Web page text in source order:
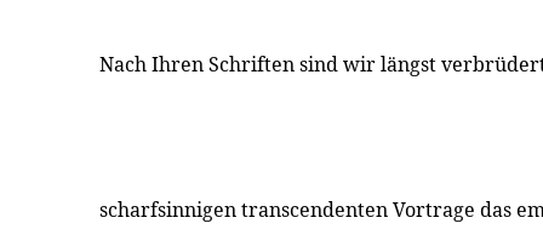
Nach Ihren Schriften sind wir längst
scharfsinnigen transcendenten Vortrage das